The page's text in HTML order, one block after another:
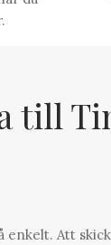
till
Att